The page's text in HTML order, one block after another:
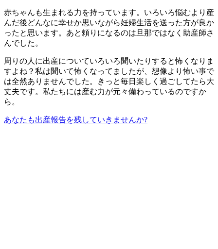
赤ちゃんも生まれる力を持っています。いろいろ悩むより産
んだ後どんなに幸せか思いながら妊婦生活を送った方が良か
ったと思います。あと頼りになるのは旦那ではなく助産師さ
んでした。
周りの人に出産についていろいろ聞いたりすると怖くなりま
すよね？私は聞いて怖くなってましたが、想像より怖い事で
は全然ありませんでした。きっと毎日楽しく過ごしてたら大
丈夫です。私たちには産む力が元々備わっているのですか
ら。
あなたも出産報告を残していきませんか?